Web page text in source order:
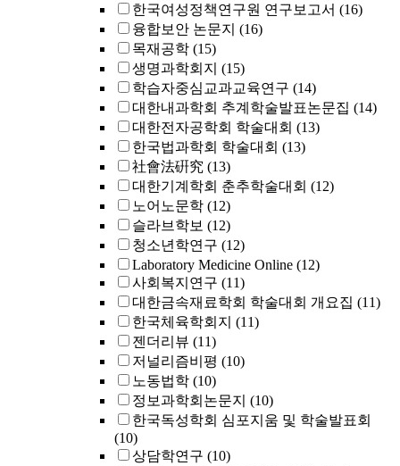
한국여성정책연구원 연구보고서 (16)
융합보안 논문지 (16)
목재공학 (15)
생명과학회지 (15)
학습자중심교과교육연구 (14)
대한내과학회 추계학술발표논문집 (14)
대한전자공학회 학술대회 (13)
한국법과학회 학술대회 (13)
社會法硏究 (13)
대한기계학회 춘추학술대회 (12)
노어노문학 (12)
슬라브학보 (12)
청소년학연구 (12)
Laboratory Medicine Online (12)
사회복지연구 (11)
대한금속재료학회 학술대회 개요집 (11)
한국체육학회지 (11)
젠더리뷰 (11)
저널리즘비평 (10)
노동법학 (10)
정보과학회논문지 (10)
한국독성학회 심포지움 및 학술발표회
(10)
상담학연구 (10)